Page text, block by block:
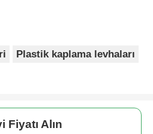
Plastik kaplama levhaları
Fiyatı Alın